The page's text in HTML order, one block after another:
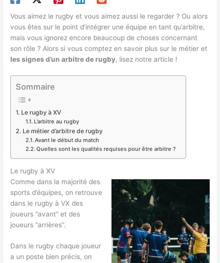
Vous aimez le rugby et vous aimez aussi le regarder ? Ou alors
vous êtes sur le point d’intégrer une équipe en tant qu’arbitre,
mais vous ignorez encore beaucoup de choses concernant
son rôle ? Alors si vous comptez en savoir plus sur le métier et
les signes d’un arbitre de rugby, lisez notre article !
Sommaire
Le rugby à XV
L’arbitre au rugby
Le métier d’arbitre de rugby
Avant le début du match
Quelles sont les qualités requises pour être arbitre ?
Le rugby à XV
Comme dans la majorité des
sports d’équipes, on retrouve
dans le rugby à VX des
joueurs “avant” et des
joueurs “arrières”.
Dans le rugby chaque joueur
a un poste bien précis, on